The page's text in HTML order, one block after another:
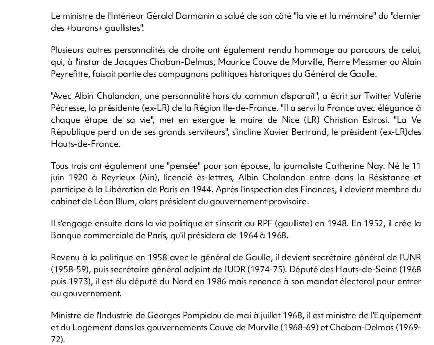
Le ministre de l'Intérieur Gérald Darmanin a salué de son côté "la vie et la mémoire" du "dernier
des +barons+ gaullistes".
Plusieurs autres personnalités de droite ont également rendu hommage au parcours de celui,
qui, à l'instar de Jacques Chaban-Delmas, Maurice Couve de Murville, Pierre Messmer ou Alain
Peyrefitte, faisait partie des compagnons politiques historiques du Général de Gaulle.
"Avec Albin Chalandon, une personnalité hors du commun disparaît", a écrit sur Twitter Valérie
Pécresse, la présidente (ex-LR) de la Région Ile-de-France. "Il a servi la France avec élégance à
chaque étape de sa vie", met en exergue le maire de Nice (LR) Christian Estrosi. "La Ve
République perd un de ses grands serviteurs", s'incline Xavier Bertrand, le président (ex-LR)des
Hauts-de-France.
Tous trois ont également une "pensée" pour son épouse, la journaliste Catherine Nay. Né le 11
juin 1920 à Reyrieux (Ain), licencié ès-lettres, Albin Chalandon entre dans la Résistance et
participe à la Libération de Paris en 1944. Après l'inspection des Finances, il devient membre du
cabinet de Léon Blum, alors président du gouvernement provisoire.
Il s'engage ensuite dans la vie politique et s'inscrit au RPF (gaulliste) en 1948. En 1952, il crée la
Banque commerciale de Paris, qu'il présidera de 1964 à 1968.
Revenu à la politique en 1958 avec le général de Gaulle, il devient secrétaire général de l'UNR
(1958-59), puis secrétaire général adjoint de l'UDR (1974-75). Député des Hauts-de-Seine (1968
puis 1973), il est élu député du Nord en 1986 mais renonce à son mandat électoral pour entrer
au gouvernement.
Ministre de l'Industrie de Georges Pompidou de mai à juillet 1968, il est ministre de l'Equipement
et du Logement dans les gouvernements Couve de Murville (1968-69) et Chaban-Delmas (1969-
72).